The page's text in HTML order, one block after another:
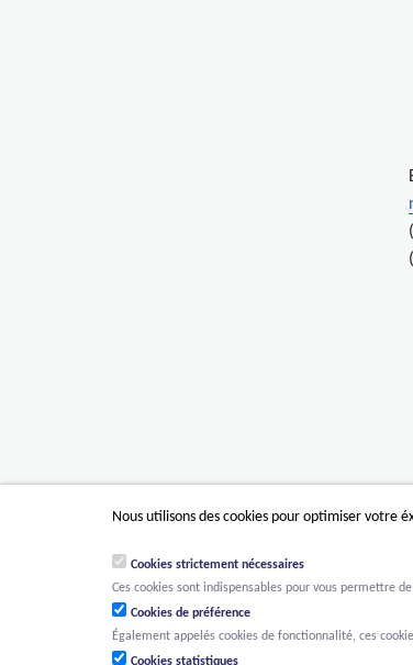
Nous utilisons des cookies pour optimiser votre
Cookies strictement nécessaires
Ces cookies sont indispensables pour vous permettre
Cookies de préférence
Également appelés cookies de fonctionnalité, ces
Cookies statistiques